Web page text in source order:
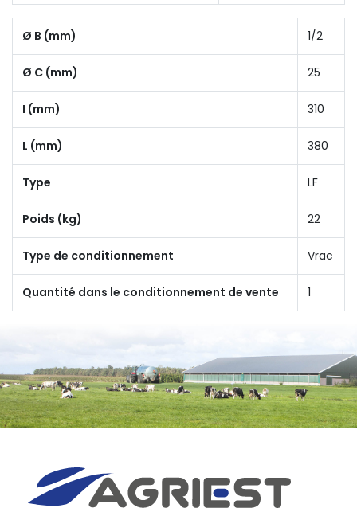
Ø B (mm) 1/2
Ø C (mm) 25
I (mm) 310
L (mm) 380
Type LF
Poids (kg) 22
Type de conditionnement Vrac
Quantité dans le conditionnement de vente 1